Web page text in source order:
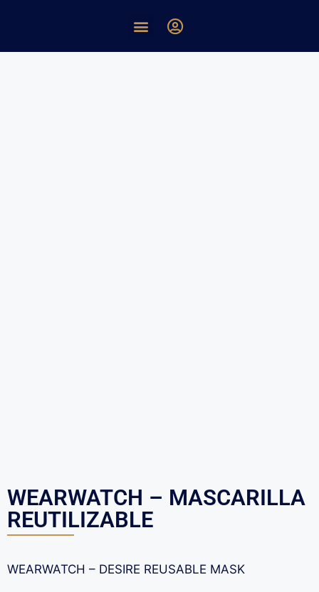
WEARWATCH – MASCARILLA
REUTILIZABLE
WEARWATCH – DESIRE REUSABLE MASK